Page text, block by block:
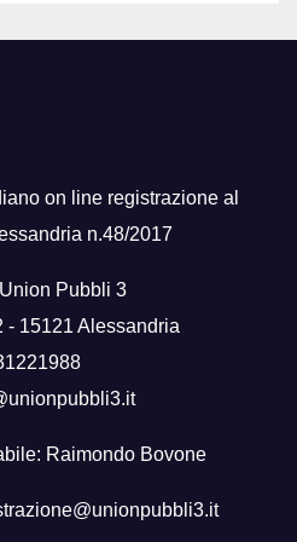
on line registrazione al
n.48/2017
Pubbli 3
- 15121 Alessandria
Raimondo Bovone